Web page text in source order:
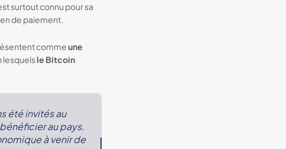
surtout connu pour sa
de paiement.
commeune
lesquelsle Bitcoin
été invitésau
aupays.
à venir de